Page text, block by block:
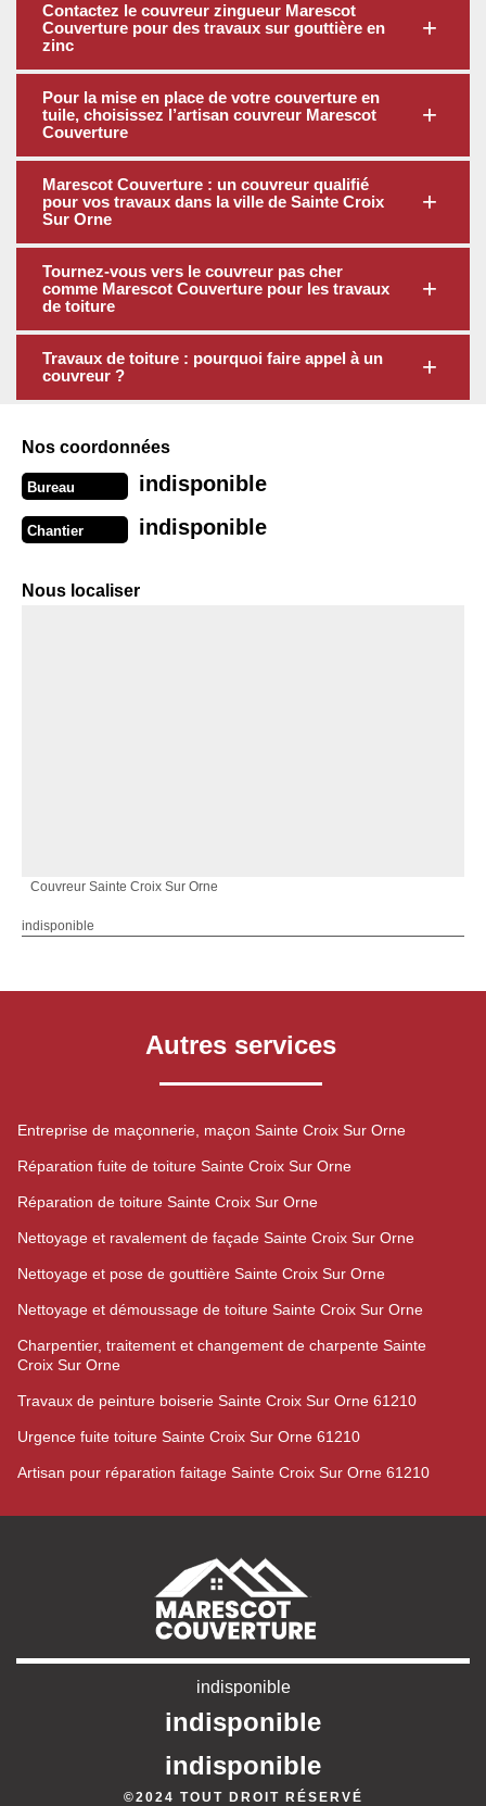
Contactez le couvreur zingueur Marescot
Couverture pour des travaux sur gouttière en
zinc
Pour la mise en place de votre couverture en
tuile, choisissez l’artisan couvreur Marescot
Couverture
Marescot Couverture : un couvreur qualifié
pour vos travaux dans la ville de Sainte Croix
Sur Orne
Tournez-vous vers le couvreur pas cher
comme Marescot Couverture pour les travaux
de toiture
Travaux de toiture : pourquoi faire appel à un
couvreur ?
Nos coordonnées
Bureau indisponible
Chantier indisponible
Nous localiser
Couvreur Sainte Croix Sur Orne
indisponible
Autres services
Entreprise de maçonnerie, maçon Sainte Croix Sur Orne
Réparation fuite de toiture Sainte Croix Sur Orne
Réparation de toiture Sainte Croix Sur Orne
Nettoyage et ravalement de façade Sainte Croix Sur Orne
Nettoyage et pose de gouttière Sainte Croix Sur Orne
Nettoyage et démoussage de toiture Sainte Croix Sur Orne
Charpentier, traitement et changement de charpente Sainte
Croix Sur Orne
Travaux de peinture boiserie Sainte Croix Sur Orne 61210
Urgence fuite toiture Sainte Croix Sur Orne 61210
Artisan pour réparation faitage Sainte Croix Sur Orne 61210
indisponible
indisponible
indisponible
©2024 TOUT DROIT RÉSERVÉ